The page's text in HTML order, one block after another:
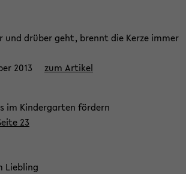
und drü­ber geht, brennt die Kerze immer
2013 zum Ar­ti­kel
im Kin­der­gar­ten för­dern
23
Lieb­ling